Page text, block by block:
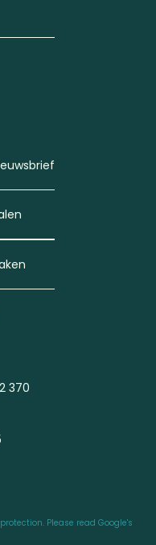
370
Please read Google's